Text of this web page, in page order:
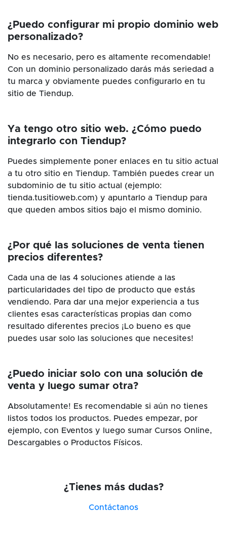
¿Puedo configurar mi propio dominio web
personalizado?
No es necesario, pero es altamente recomendable!
Con un dominio personalizado darás más seriedad a
tu marca y obviamente puedes configurarlo en tu
sitio de Tiendup.
Ya tengo otro sitio web. ¿Cómo puedo
integrarlo con Tiendup?
Puedes simplemente poner enlaces en tu sitio actual
a tu otro sitio en Tiendup. También puedes crear un
subdominio de tu sitio actual (ejemplo:
tienda.tusitioweb.com) y apuntarlo a Tiendup para
que queden ambos sitios bajo el mismo dominio.
¿Por qué las soluciones de venta tienen
precios diferentes?
Cada una de las 4 soluciones atiende a las
particularidades del tipo de producto que estás
vendiendo. Para dar una mejor experiencia a tus
clientes esas características propias dan como
resultado diferentes precios ¡Lo bueno es que
puedes usar solo las soluciones que necesites!
¿Puedo iniciar solo con una solución de
venta y luego sumar otra?
Absolutamente! Es recomendable si aún no tienes
listos todos los productos. Puedes empezar, por
ejemplo, con Eventos y luego sumar Cursos Online,
Descargables o Productos Físicos.
¿Tienes más dudas?
Contáctanos